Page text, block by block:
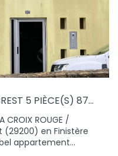
A VENDRE APPARTEMENT BREST 5 PIÈCE(S) 87 M2 ENVIRON
CROIX ROUGE /
en Finistère
appartement